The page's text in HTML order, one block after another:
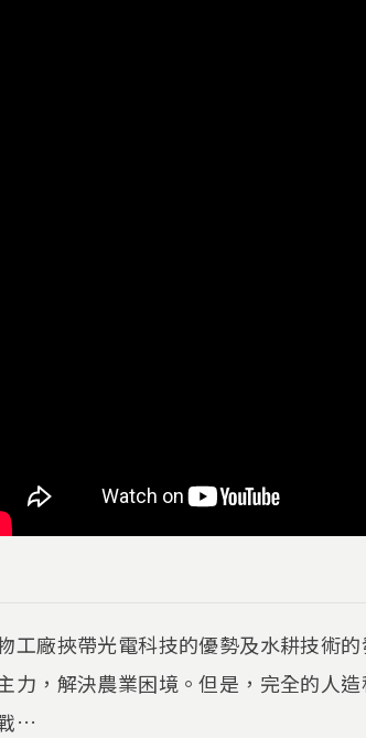
工廠挾帶光電科技的優勢及水耕技術
力，解決農業困境。但是，完全的人
…